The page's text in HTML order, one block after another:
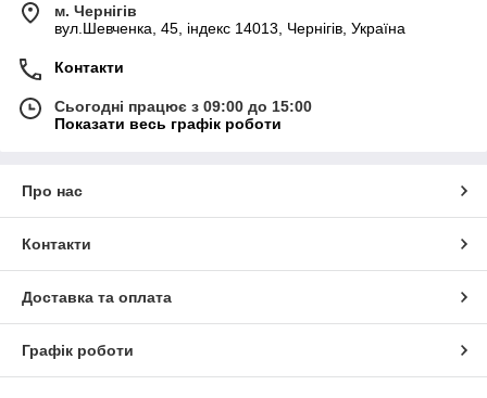
м. Чернігів
вул.Шевченка, 45, індекс 14013, Чернігів, Україна
Контакти
Сьогодні працює з 09:00 до 15:00
Показати весь графік роботи
Про нас
Контакти
Доставка та оплата
Графік роботи